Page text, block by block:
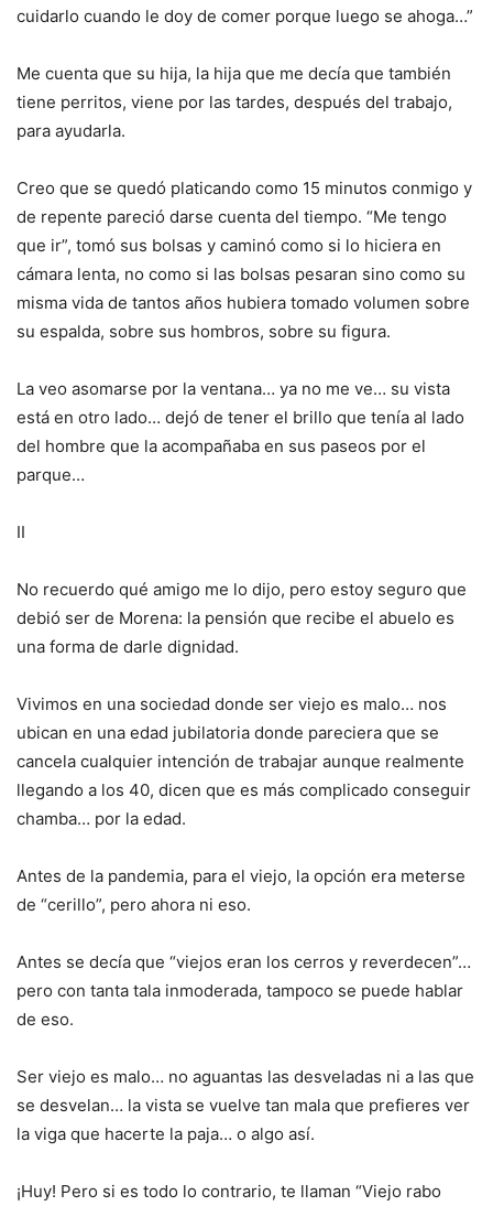
cuidarlo cuando le doy de comer porque luego se ahoga…”
Me cuenta que su hija, la hija que me decía que también
tiene perritos, viene por las tardes, después del trabajo,
para ayudarla.
Creo que se quedó platicando como 15 minutos conmigo y
de repente pareció darse cuenta del tiempo. “Me tengo
que ir”, tomó sus bolsas y caminó como si lo hiciera en
cámara lenta, no como si las bolsas pesaran sino como su
misma vida de tantos años hubiera tomado volumen sobre
su espalda, sobre sus hombros, sobre su figura.
La veo asomarse por la ventana… ya no me ve… su vista
está en otro lado… dejó de tener el brillo que tenía al lado
del hombre que la acompañaba en sus paseos por el
parque…
II
No recuerdo qué amigo me lo dijo, pero estoy seguro que
debió ser de Morena: la pensión que recibe el abuelo es
una forma de darle dignidad.
Vivimos en una sociedad donde ser viejo es malo… nos
ubican en una edad jubilatoria donde pareciera que se
cancela cualquier intención de trabajar aunque realmente
llegando a los 40, dicen que es más complicado conseguir
chamba… por la edad.
Antes de la pandemia, para el viejo, la opción era meterse
de “cerillo”, pero ahora ni eso.
Antes se decía que “viejos eran los cerros y reverdecen”…
pero con tanta tala inmoderada, tampoco se puede hablar
de eso.
Ser viejo es malo… no aguantas las desveladas ni a las que
se desvelan… la vista se vuelve tan mala que prefieres ver
la viga que hacerte la paja… o algo así.
¡Huy! Pero si es todo lo contrario, te llaman “Viejo rabo